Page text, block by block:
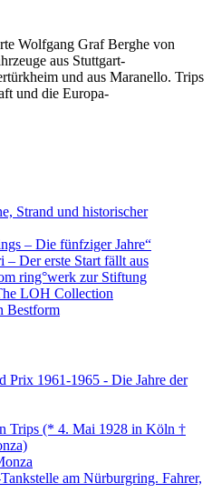
Wolfgang Graf Berghe von
aus Stuttgart-
und aus Maranello. Trips
und die Europa-
Strand und historischer
– Die fünfziger Jahre“
– Der erste Start fällt aus
ring°werk zur Stiftung
LOH Collection
Bestform
Prix 1961-1965 - Die Jahre der
Trips (* 4. Mai 1928 in Köln †
am Nürburgring. Fahrer,